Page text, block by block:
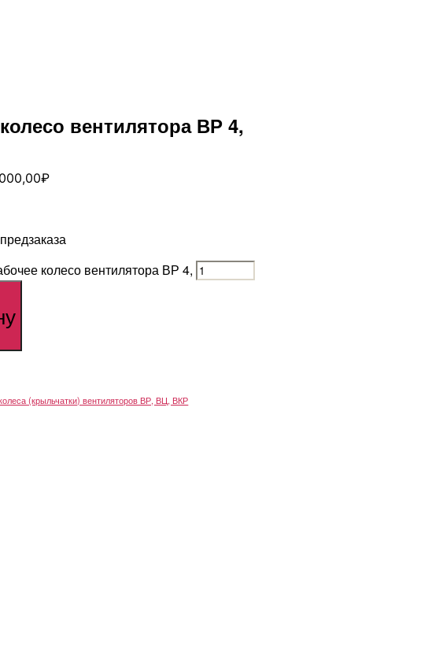
вентилятора ВР 4,
₽
колесо вентилятора ВР 4,
(крыльчатки) вентиляторов ВР, ВЦ, ВКР